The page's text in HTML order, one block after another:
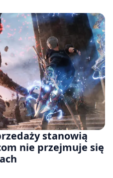
stanowią
nie przejmuje się